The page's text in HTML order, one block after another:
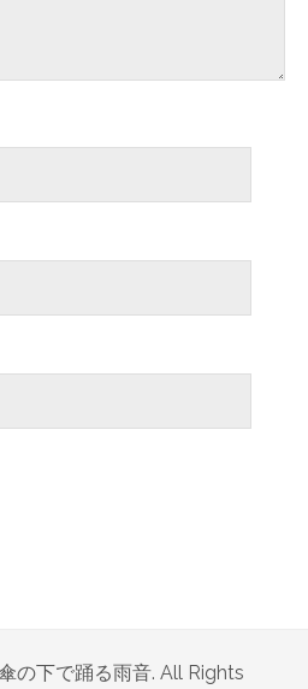
の下で踊る雨音. All Rights